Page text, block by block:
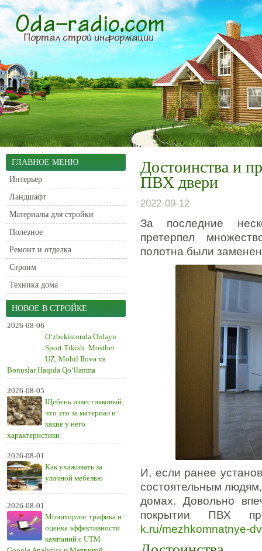
ГЛАВНОЕ МЕНЮ
Интерьер
Ландшафт
Материалы для стройки
Полезное
Ремонт и отделка
Строим
Техника дома
НОВОЕ В СТРОЙКЕ
2026-08-06
O‘zbekistonda Onlayn
Sport Tikish: Mostbet
UZ, Mobil Ilova va
Bonuslar Haqida Qo‘llanma
2026-08-05
Щебень известняковый:
что это за материал и
какие у него
характеристики
2026-08-01
Как ухаживать за
уличной мебелью
2026-08-01
Мониторинг трафика и
оценка эффективности
кампаний с UTM
Достоинства и
ПВХ двери
2022-09-12
За последние
претерпел
полотна были
И, если ранее
состоятельным
домах. Довольно
покрытии ПВХ
k.ru/mezhkomnatnye-